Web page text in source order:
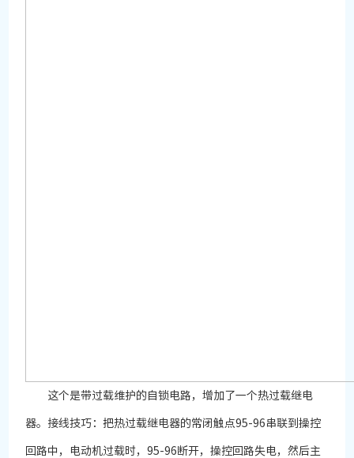
这个是带过载维护的自锁电路，增加了一个热过载继电
器。接线技巧：把热过载继电器的常闭触点95-96串联到操控
回路中，电动机过载时，95-96断开，操控回路失电，然后主